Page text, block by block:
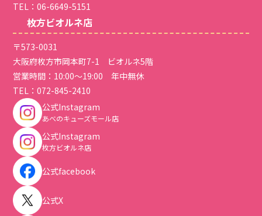
TEL：06-6649-5151
枚方ビオルネ店
〒573-0031
大阪府枚方市岡本町7-1 ビオルネ5階
営業時間：10:00～19:00 年中無休
TEL：072-845-2410
公式Instagram
あべのキューズモール店
公式Instagram
枚方ビオルネ店
公式facebook
公式X